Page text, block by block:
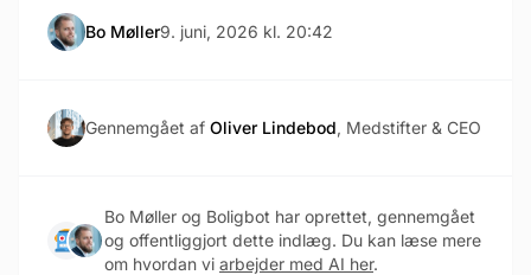
Bo Møller9. juni, 2026 kl. 20:42
Gennemgået af Oliver Lindebod, Medstifter & CEO
Bo Møller og Boligbot har oprettet, gennemgået
og offentliggjort dette indlæg. Du kan læse mere
om hvordan vi arbejder med AI her.